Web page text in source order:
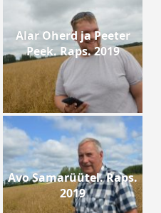
Alar Oherd ja Peeter
Peek. Raps. 2019
Avo Samarüütel. Raps.
2019